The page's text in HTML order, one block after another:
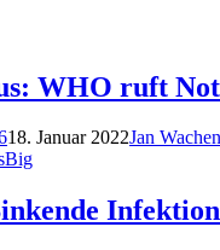
WHO ruft
18. Januar 2022Jan